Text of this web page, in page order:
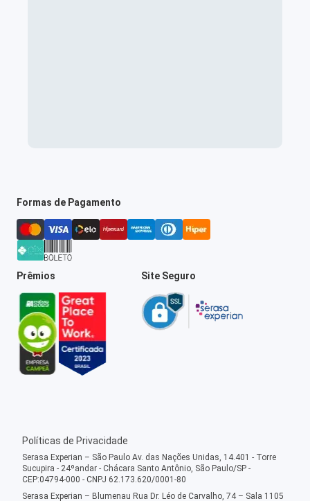
Formas de Pagamento
Prêmios Site Seguro
Políticas de Privacidade
Serasa Experian – São Paulo Av. das Nações Unidas, 14.401 - Torre
Sucupira - 24ºandar - Chácara Santo Antônio, São Paulo/SP -
CEP:04794-000 - CNPJ 62.173.620/0001-80
Serasa Experian – Blumenau Rua Dr. Léo de Carvalho, 74 – Sala 1105